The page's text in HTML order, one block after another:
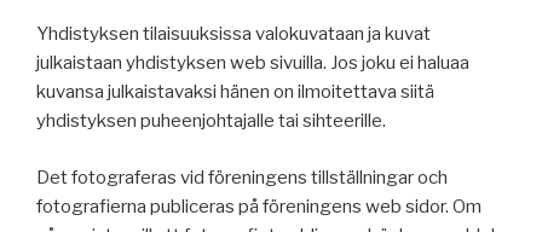
Yhdistyksen tilaisuuksissa valokuvataan ja kuvat
julkaistaan yhdistyksen web sivuilla. Jos joku ei haluaa
kuvansa julkaistavaksi hänen on ilmoitettava siitä
yhdistyksen puheenjohtajalle tai sihteerille.
Det fotograferas vid föreningens tillställningar och
fotografierna publiceras på föreningens web sidor. Om